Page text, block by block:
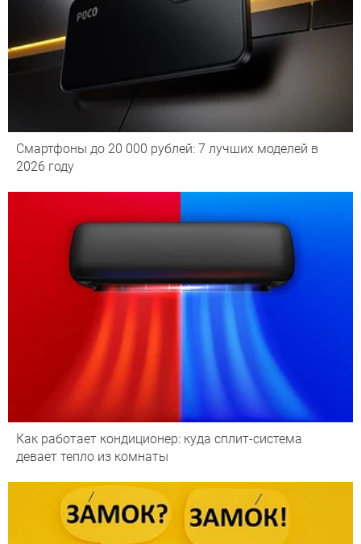
Смартфоны до 20 000 рублей: 7 лучших моделей в
2026 году
Как работает кондиционер: куда сплит-система
девает тепло из комнаты